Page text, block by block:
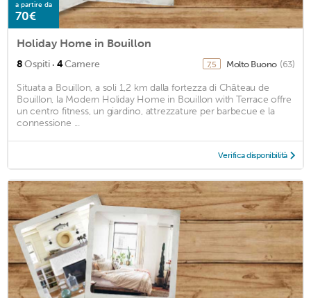
a partire da
70€
Holiday Home in Bouillon
8Ospiti · 4Camere 7,5 Molto Buono (63)
Situata a Bouillon, a soli 1,2 km dalla fortezza di Château de
Bouillon, la Modern Holiday Home in Bouillon with Terrace offre
un centro fitness, un giardino, attrezzature per barbecue e la
connessione ...
Verifica disponibilità